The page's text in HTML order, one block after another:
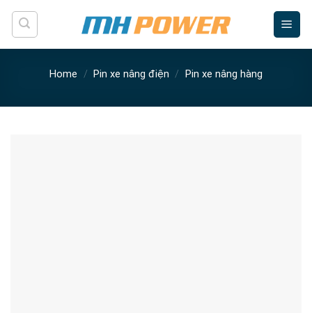
Skip
content
Home / Pin xe nâng điện / Pin xe nâng hàng